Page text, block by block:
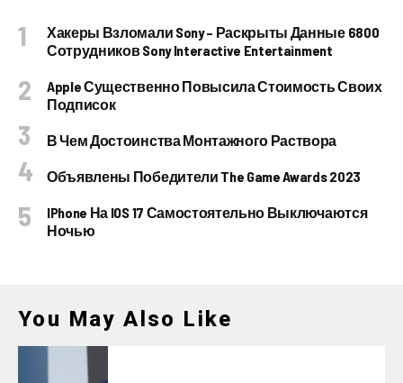
Хакеры Взломали Sony – Раскрыты Данные 6800
Сотрудников Sony Interactive Entertainment
Apple Существенно Повысила Стоимость Своих
Подписок
В Чем Достоинства Монтажного Раствора
Объявлены Победители The Game Awards 2023
IPhone На IOS 17 Самостоятельно Выключаются
Ночью
You May Also Like